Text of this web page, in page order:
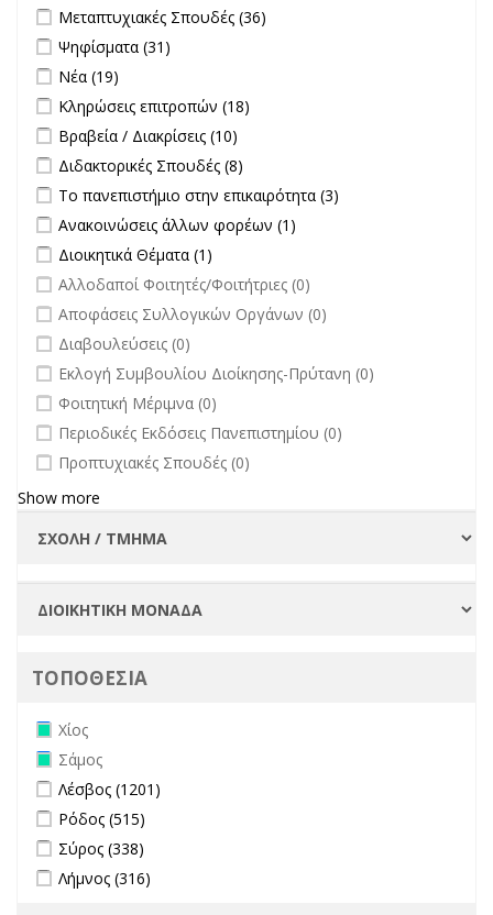
Apply Μεταπτυχιακές Σπουδές filter
Μεταπτυχιακές Σπουδές (36)
Apply Ψηφίσματα filter
Ψηφίσματα (31)
Apply Νέα filter
Νέα (19)
Apply Κληρώσεις επιτροπών filter
Κληρώσεις επιτροπών (18)
Apply Βραβεία / Διακρίσεις filter
Βραβεία / Διακρίσεις (10)
Apply Διδακτορικές Σπουδές filter
Διδακτορικές Σπουδές (8)
Apply Το πανεπιστήμιο στην επικαιρότητα filter
Το πανεπιστήμιο στην επικαιρότητα (3)
Apply Ανακοινώσεις άλλων φορέων filter
Ανακοινώσεις άλλων φορέων (1)
Apply Διοικητικά Θέματα filter
Διοικητικά Θέματα (1)
undefined
Αλλοδαποί Φοιτητές/Φοιτήτριες (0)
undefined
Αποφάσεις Συλλογικών Οργάνων (0)
undefined
Διαβουλεύσεις (0)
undefined
Εκλογή Συμβουλίου Διοίκησης-Πρύτανη (0)
undefined
Φοιτητική Μέριμνα (0)
undefined
Περιοδικές Εκδόσεις Πανεπιστημίου (0)
undefined
Προπτυχιακές Σπουδές (0)
Show more
ΤΟΠΟΘΕΣΙΑ
Remove Χίος filter
Χίος
Remove Σάμος filter
Σάμος
Apply Λέσβος filter
Λέσβος (1201)
Apply Ρόδος filter
Ρόδος (515)
Apply Σύρος filter
Σύρος (338)
Apply Λήμνος filter
Λήμνος (316)